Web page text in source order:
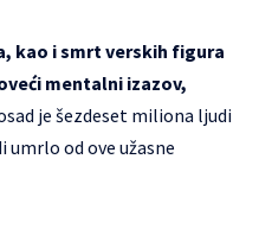
kao i smrt verskih figura
mentalni izazov,
je šezdeset miliona ljudi
umrlo od ove užasne